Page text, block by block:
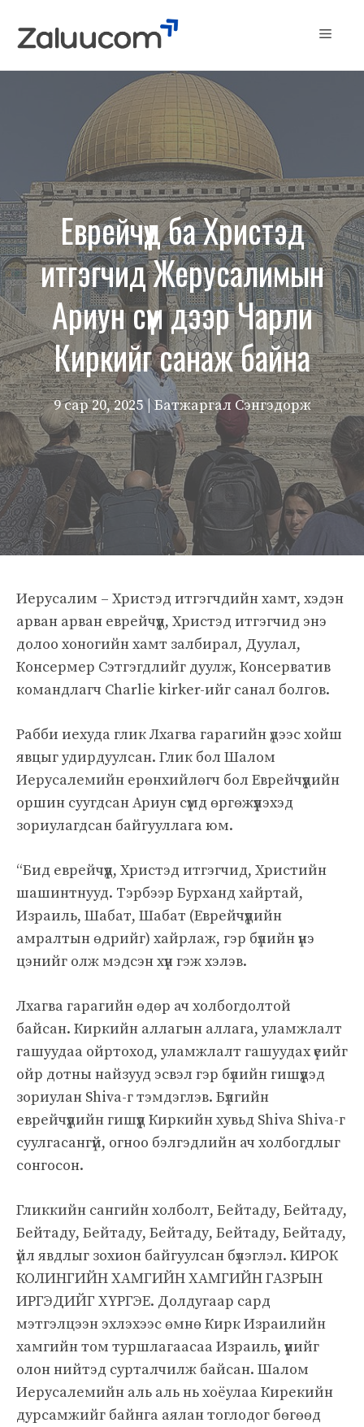
Menu
Еврейчүүд ба Христэд
итгэгчид Жерусалимын
Ариун сүм дээр Чарли
Киркийг санаж байна
9 сар 20, 2025 | Батжаргал Сэнгэдорж
Иерусалим – Христэд итгэгчдийн хамт, хэдэн
арван арван еврейчүүд, Христэд итгэгчид энэ
долоо хоногийн хамт залбирал, Дуулал,
Консермер Сэтгэгдлийг дуулж, Консерватив
командлагч Charlie kirker-ийг санал болгов.
Рабби иехуда глик Лхагва гарагийн үдээс хойш
явцыг удирдуулсан. Глик бол Шалом
Иерусалемийн ерөнхийлөгч бол Еврейчүүдийн
оршин суугдсан Ариун сүмд өргөжүүлэхэд
зориулагдсан байгууллага юм.
“Бид еврейчүүд, Христэд итгэгчид, Христийн
шашинтнууд. Тэрбээр Бурханд хайртай,
Израиль, Шабат, Шабат (Еврейчүүдийн
амралтын өдрийг) хайрлаж, гэр бүлийн үнэ
цэнийг олж мэдсэн хүн гэж хэлэв.
Лхагва гарагийн өдөр ач холбогдолтой
байсан. Киркийн аллагын аллага, уламжлалт
гашуудаа ойртоход, уламжлалт гашуудах үеийг
ойр дотны найзууд эсвэл гэр бүлийн гишүүдэд
зориулан Shiva-г тэмдэглэв. Бүлгийн
еврейчүүдийн гишүүд Киркийн хувьд Shiva Shiva-г
суулгасангүй, огноо бэлгэдлийн ач холбогдлыг
сонгосон.
Гликкийн сангийн холболт, Бейтаду, Бейтаду,
Бейтаду, Бейтаду, Бейтаду, Бейтаду, Бейтаду,
үйл явдлыг зохион байгуулсан бүлэглэл. КИРОК
КОЛИНГИЙН ХАМГИЙН ХАМГИЙН ГАЗРЫН
ИРГЭДИЙГ ХҮРГЭЕ. Долдугаар сард
мэтгэлцээн эхлэхээс өмнө Кирк Израилийн
хамгийн том туршлагаасаа Израиль, үүнийг
олон нийтэд сурталчилж байсан. Шалом
Иерусалемийн аль аль нь хоёулаа Кирекийн
дурсамжийг байнга аялан тоглодог бөгөөд